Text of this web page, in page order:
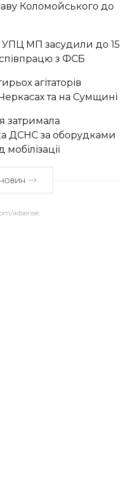
Коломойського до
УПЦ МП засудили до 15
співпрацю з ФСБ
агітаторів
та на Сумщині
затримала
ДСНС за оборудками
adsense: